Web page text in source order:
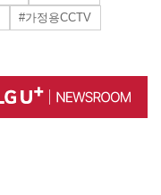
#가정용CCTV